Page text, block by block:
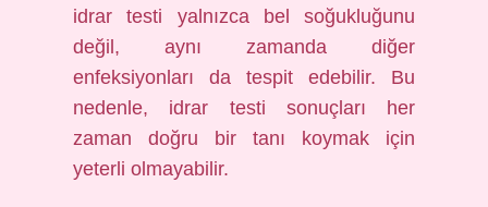
idrar testi yalnızca bel soğukluğunu
değil, aynı zamanda diğer
enfeksiyonları da tespit edebilir. Bu
nedenle, idrar testi sonuçları her
zaman doğru bir tanı koymak için
yeterli olmayabilir.